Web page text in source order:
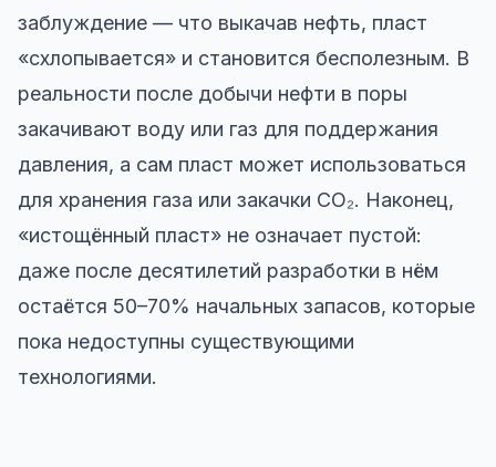
заблуждение — что выкачав нефть, пласт
«схлопывается» и становится бесполезным. В
реальности после добычи нефти в поры
закачивают воду или газ для поддержания
давления, а сам пласт может использоваться
для хранения газа или закачки CO₂. Наконец,
«истощённый пласт» не означает пустой:
даже после десятилетий разработки в нём
остаётся 50–70% начальных запасов, которые
пока недоступны существующими
технологиями.